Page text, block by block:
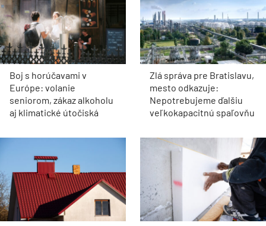
Boj s horúčavami v
Európe: volanie
seniorom, zákaz alkoholu
aj klimatické útočiská
Zlá správa pre Bratislavu,
mesto odkazuje:
Nepotrebujeme ďalšiu
veľkokapacitnú spaľovňu